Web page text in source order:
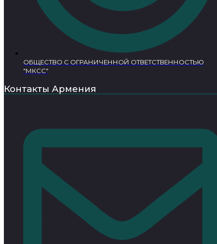
ОБЩЕСТВО С ОГРАНИЧЕННОЙ ОТВЕТСТВЕННОСТЬЮ
"МКСС"
Контакты Армения